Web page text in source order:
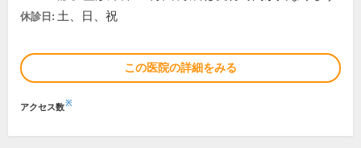
休診日: 土、日、祝
この医院の詳細をみる
アクセス数※